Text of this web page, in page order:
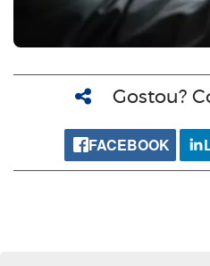
Gostou?
FACEBOOK